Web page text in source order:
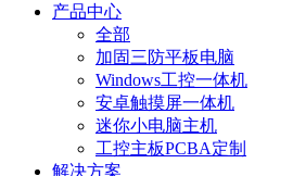
产品中心
全部
加固三防平板电脑
Windows工控一体机
安卓触摸屏一体机
迷你小电脑主机
工控主板PCBA定制
解决方案